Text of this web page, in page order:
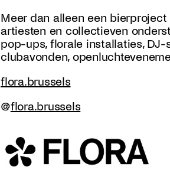
Meer dan alleen een
artiesten en collectieven
pop-ups, florale installaties, DJ-
clubavonden,
flora.brussels
@flora.brussels